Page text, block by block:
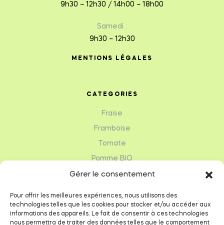
Gérer le consentement
Pour offrir les meilleures expériences, nous utilisons des
technologies telles que les cookies pour stocker et/ou accéder aux
informations des appareils. Le fait de consentir à ces technologies
nous permettra de traiter des données telles que le comportement
9h30 – 12h30 / 14h00 – 18h00
Samedi :
9h30 – 12h30
MENTIONS LÉGALES
CATEGORIES
Fraise
Framboise
Tomate
Pomme BIO
Légumes de saison